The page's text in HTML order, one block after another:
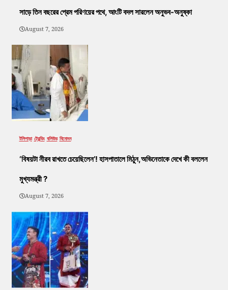
সাড়ে তিন বছরের প্রেম পরিণয়ের পথে, আংটি বদল সারলেন অনুভব-অনুষ্কা
August 7, 2026
টলিপাড়া ট্রেন্ডিং বলিউড বিনোদন
‘বিষয়টা নীরব রাখতে চেয়েছিলেন’! হাসপাতালে মিঠুন,অভিনেতাকে দেখে কী বললেন
মুখ্যমন্ত্রী ?
August 7, 2026